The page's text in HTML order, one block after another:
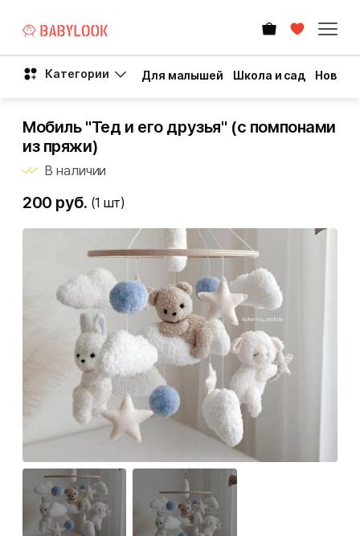
Категории Для малышей Школа и сад Новый
Мобиль "Тед и его друзья" (с помпонами
из пряжи)
В наличии
200 руб. (1 шт)